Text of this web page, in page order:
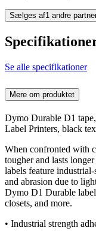
Sælges af1 andre
Se alle specifikationer
Mere om produktet
Dymo Durable D1
Label Printers, black
When confronted with
tougher and lasts
labels feature
and abrasion due to
Dymo D1 Durable
closets, and more.
• Industrial strength